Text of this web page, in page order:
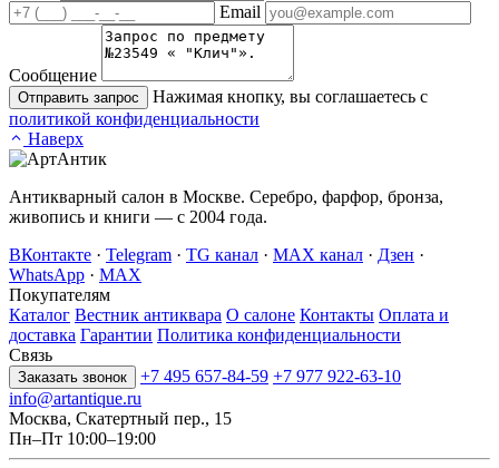
Email
Сообщение
Отправить запрос
Нажимая кнопку, вы соглашаетесь с
политикой конфиденциальности
Наверх
Антикварный салон в Москве. Серебро, фарфор, бронза,
живопись и книги — с 2004 года.
ВКонтакте · Telegram · TG канал · MAX канал · Дзен ·
WhatsApp · MAX
Покупателям
Каталог Вестник антиквара О салоне Контакты Оплата и
доставка Гарантии Политика конфиденциальности
Связь
Заказать звонок +7 495 657-84-59 +7 977 922-63-10
info@artantique.ru
Москва, Скатертный пер., 15
Пн–Пт 10:00–19:00